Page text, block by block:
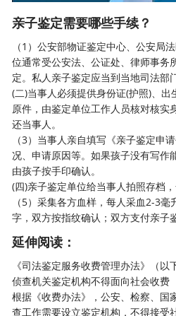
亲子鉴定需要哪些手续？
（1）公安部物证鉴定中心、公安局
位通常受公安法、公证处、律师事务
定。私人亲子鉴定应当到当地司法部
(二)当事人必须提供身份证(护照)、
原件，由鉴定单位工作人员核对核实
还当事人。
（3）当事人亲自填写《亲子鉴定申
况、申请原因等。如果孩子没有写作
由孩子按手印确认。
(四)亲子鉴定单位给当事人拍照存档
（5）采集各方血样，每人采血2-3
字，双方按指纹确认；双方支付亲子
延伸阅读：
《司法鉴定服务收费管理办法》（以
侦查机关鉴定机构不得面向社会收费
根据《收费办法》，公安、检察、国
查工作需要设立鉴定机构，不得接受